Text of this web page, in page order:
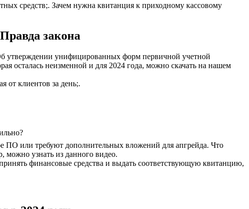
средств;. Зачем нужна квитанция к приходному кассовому
закона
утверждении унифицированных форм первичной учетной
осталась неизменной и для 2024 года, можно скачать на нашем
от клиентов за день;.
ПО или требуют дополнительных вложений для апгрейда. Что
можно узнать из данного видео.
финансовые средства и выдать соответствующую квитанцию,